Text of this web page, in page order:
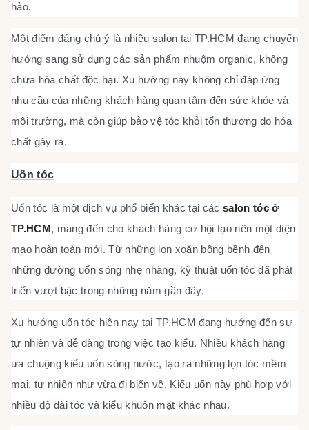
hảo.
Một điểm đáng chú ý là nhiều salon tại TP.HCM đang chuyển
hướng sang sử dụng các sản phẩm nhuộm organic, không
chứa hóa chất độc hại. Xu hướng này không chỉ đáp ứng
nhu cầu của những khách hàng quan tâm đến sức khỏe và
môi trường, mà còn giúp bảo vệ tóc khỏi tổn thương do hóa
chất gây ra.
Uốn tóc
Uốn tóc là một dịch vụ phổ biến khác tại các salon tóc ở
TP.HCM, mang đến cho khách hàng cơ hội tạo nên một diện
mạo hoàn toàn mới. Từ những lọn xoăn bồng bềnh đến
những đường uốn sóng nhẹ nhàng, kỹ thuật uốn tóc đã phát
triển vượt bậc trong những năm gần đây.
Xu hướng uốn tóc hiện nay tại TP.HCM đang hướng đến sự
tự nhiên và dễ dàng trong việc tạo kiểu. Nhiều khách hàng
ưa chuộng kiểu uốn sóng nước, tạo ra những lọn tóc mềm
mại, tự nhiên như vừa đi biển về. Kiểu uốn này phù hợp với
nhiều độ dài tóc và kiểu khuôn mặt khác nhau.